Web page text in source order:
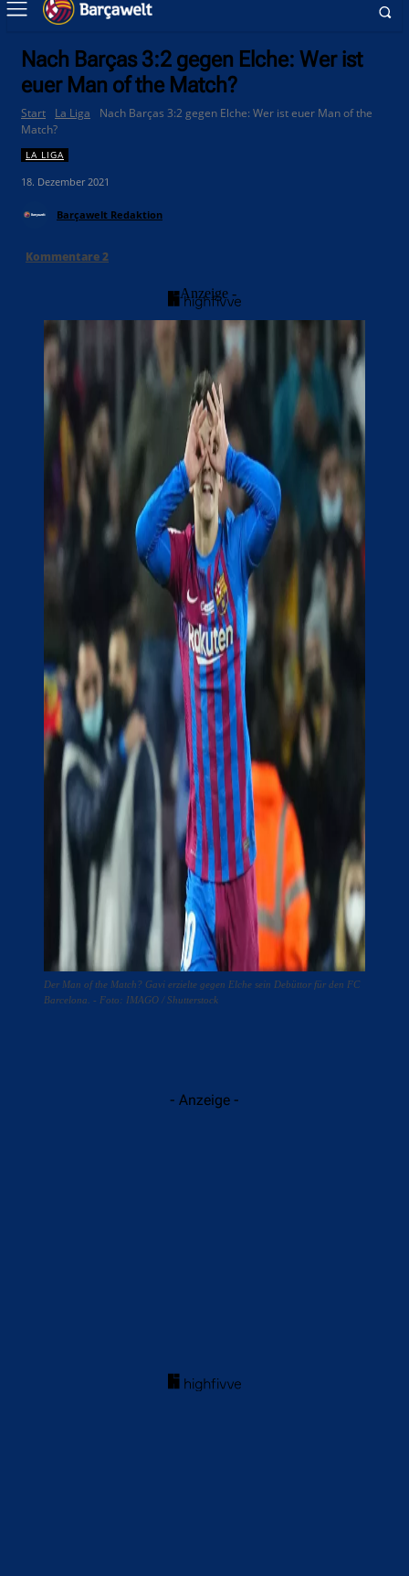
Nach Barças 3:2 gegen Elche: Wer ist
euer Man of the Match?
Start La Liga
Nach Barças 3:2 gegen Elche: Wer ist euer Man of the
Match?
LA LIGA
18. Dezember 2021
Barçawelt Redaktion
Kommentare2
- Anzeige -
Der Man of the Match? Gavi erzielte gegen Elche sein Debüttor für den FC
Barcelona. - Foto: IMAGO / Shutterstock
- Anzeige -